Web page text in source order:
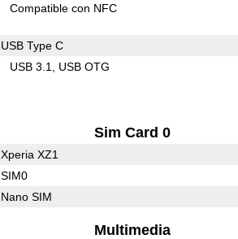
Compatible con NFC
USB Type C
USB 3.1 USB OTG
Sim Card 0
Xperia XZ1
SIM0
Nano SIM
Multimedia